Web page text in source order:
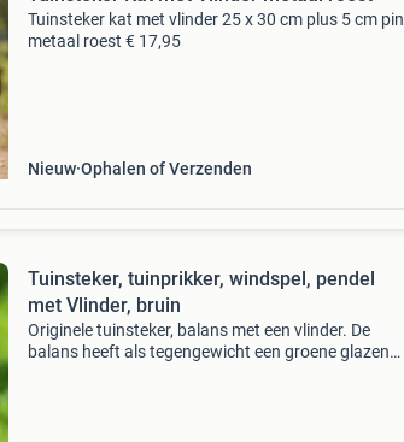
Tuinsteker kat met vlinder 25 x 30 cm plus 5 cm pin
metaal roest € 17,95
Nieuw Ophalen of Verzenden
Tuinsteker, tuinprikker, windspel, pendel
met Vlinder, bruin
Originele tuinsteker, balans met een vlinder. De
balans heeft als tegengewicht een groene glazen